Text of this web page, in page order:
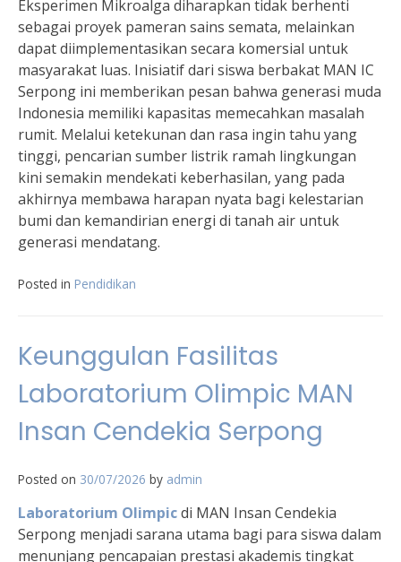
Eksperimen Mikroalga diharapkan tidak berhenti
sebagai proyek pameran sains semata, melainkan
dapat diimplementasikan secara komersial untuk
masyarakat luas. Inisiatif dari siswa berbakat MAN IC
Serpong ini memberikan pesan bahwa generasi muda
Indonesia memiliki kapasitas memecahkan masalah
rumit. Melalui ketekunan dan rasa ingin tahu yang
tinggi, pencarian sumber listrik ramah lingkungan
kini semakin mendekati keberhasilan, yang pada
akhirnya membawa harapan nyata bagi kelestarian
bumi dan kemandirian energi di tanah air untuk
generasi mendatang.
Posted in Pendidikan
Keunggulan Fasilitas
Laboratorium Olimpic MAN
Insan Cendekia Serpong
Posted on 30/07/2026 by admin
Laboratorium Olimpicdi MAN Insan Cendekia
Serpong menjadi sarana utama bagi para siswa dalam
menunjang pencapaian prestasi akademis tingkat